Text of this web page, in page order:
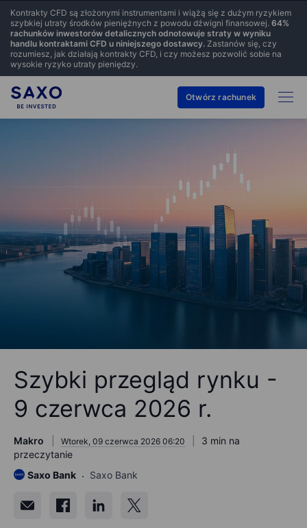
Kontrakty CFD są złożonymi instrumentami i wiążą się z dużym ryzykiem
szybkiej utraty środków pieniężnych z powodu dźwigni finansowej. 64%
rachunków inwestorów detalicznych odnotowuje straty w wyniku
handlu kontraktami CFD u niniejszego dostawcy. Zastanów się, czy
rozumiesz, jak działają kontrakty CFD, i czy możesz pozwolić sobie na
wysokie ryzyko utraty pieniędzy.
Otwórz rachunek
Szybki przegląd rynku -
9 czerwca 2026 r.
Makro Wtorek, 09 czerwca 2026 06:20
3 min na
przeczytanie
Saxo Bank
Saxo Bank